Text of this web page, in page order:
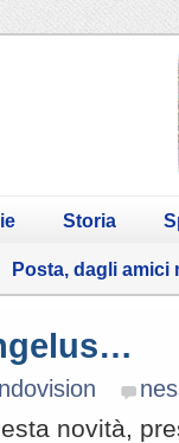
Storia
Posta, dagli amici
novità,